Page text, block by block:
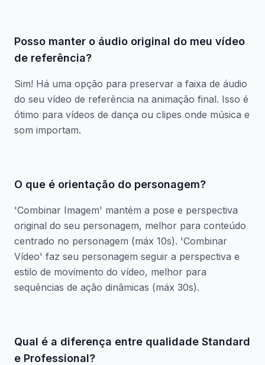
Posso manter o áudio original do meu vídeo
de referência?
Sim! Há uma opção para preservar a faixa de áudio
do seu vídeo de referência na animação final. Isso é
ótimo para vídeos de dança ou clipes onde música e
som importam.
O que é orientação do personagem?
'Combinar Imagem' mantém a pose e perspectiva
original do seu personagem, melhor para conteúdo
centrado no personagem (máx 10s). 'Combinar
Vídeo' faz seu personagem seguir a perspectiva e
estilo de movimento do vídeo, melhor para
sequências de ação dinâmicas (máx 30s).
Qual é a diferença entre qualidade Standard
e Professional?